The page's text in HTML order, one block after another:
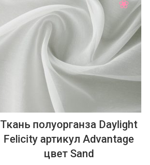
Ткань полуорганза Daylight
Felicity артикул Advantage
цвет Sand